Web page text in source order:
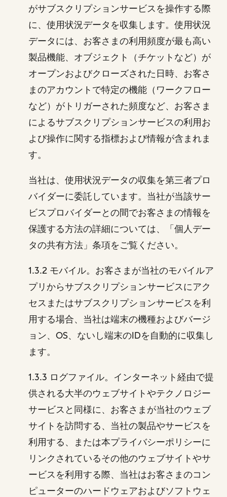
がサブスクリプションサービスを操作する際
に、使用状況データを収集します。使用状況
データには、お客さまの利用頻度が最も高い
製品機能、オブジェクト（チケットなど）が
オープンおよびクローズされた日時、お客さ
まのアカウントで特定の機能（ワークフロー
など）がトリガーされた頻度など、お客さま
によるサブスクリプションサービスの利用お
よび操作に関する指標および情報が含まれま
す。
当社は、使用状況データの収集を第三者プロ
バイダーに委託しています。当社が当該サー
ビスプロバイダーとの間でお客さまの情報を
保護する方法の詳細については、「個人デー
タの共有方法」条項をご覧ください。
1.3.2 モバイル。お客さまが当社のモバイルア
プリからサブスクリプションサービスにアク
セスまたはサブスクリプションサービスを利
用する場合、当社は端末の機種およびバージ
ョン、OS、ないし端末のIDを自動的に収集し
ます。
1.3.3 ログファイル。インターネット経由で提
供される大半のウェブサイトやテクノロジー
サービスと同様に、お客さまが当社のウェブ
サイトを訪問する、当社の製品やサービスを
利用する、または本プライバシーポリシーに
リンクされているその他のウェブサイトやサ
ービスを利用する際、当社はお客さまのコン
ピューターのハードウェアおよびソフトウェ